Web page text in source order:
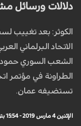
دلالات ورسائل
الكوثر: بعد تغييب
الاتحاد
الشعب السوري
الطراونة في مؤتمر
تستضيفه عمان.
الإثنين 4 مارس 2019 - 15:54 بتوقيت مكة